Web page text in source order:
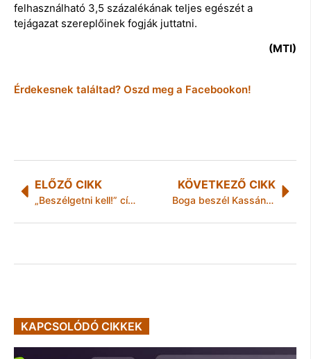
felhasználható 3,5 százalékának teljes egészét a
tejágazat szereplőinek fogják juttatni.
(MTI)
Érdekesnek találtad? Oszd meg a Facebookon!
ELŐZŐ CIKK
„Beszélgetni kell!” címmel közpolitikai vitafórum-sorozatot indít az interneten a Magyar Közgazdasági Társaság
KÖVETKEZŐ CIKK
Boga beszél Kassán is
KAPCSOLÓDÓ CIKKEK